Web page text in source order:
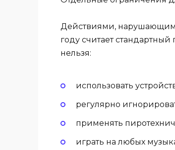
Действиями,
году считает
нельзя:
использовать
регулярно
применять
играть на любых